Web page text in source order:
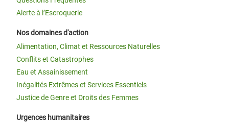
Alerte à l’Escroquerie
Nos domaines d'action
Alimentation, Climat et Ressources Naturelles
Conflits et Catastrophes
Eau et Assainissement
Inégalités Extrêmes et Services Essentiels
Justice de Genre et Droits des Femmes
Urgences humanitaires